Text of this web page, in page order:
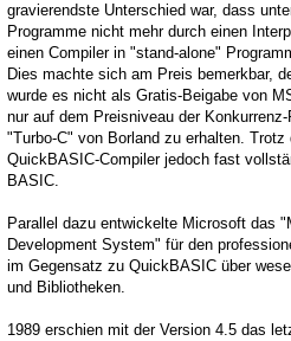
gravierendste Unterschied war, dass
Programme nicht mehr durch einen
einen Compiler in "stand-alone"
Dies machte sich am Preis bemerkbar,
wurde es nicht als Gratis-Beigabe von
nur auf dem Preisniveau der
"Turbo-C" von Borland zu erhalten.
QuickBASIC-Compiler jedoch fast
BASIC.
Parallel dazu entwickelte Microsoft das
Development System" für den
im Gegensatz zu QuickBASIC über
und Bibliotheken.
1989 erschien mit der Version 4.5 das